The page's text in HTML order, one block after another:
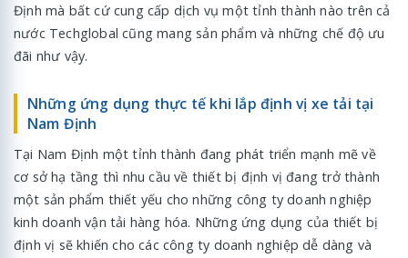
Định mà bất cứ cung cấp dịch vụ một tỉnh thành nào trên cả
nước Techglobal cũng mang sản phẩm và những chế độ ưu
đãi như vậy.
Những ứng dụng thực tế khi lắp định vị xe tải tại
Nam Định
Tại Nam Định một tỉnh thành đang phát triển mạnh mẽ về
cơ sở hạ tầng thì nhu cầu về thiết bị định vị đang trở thành
một sản phẩm thiết yếu cho những công ty doanh nghiệp
kinh doanh vận tải hàng hóa. Những ứng dụng của thiết bị
định vị sẽ khiến cho các công ty doanh nghiệp dễ dàng và